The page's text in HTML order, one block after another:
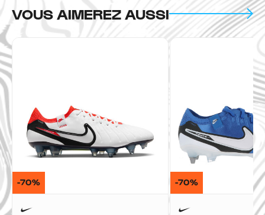
VOUS AIMEREZ AUSSI
-70% -70%